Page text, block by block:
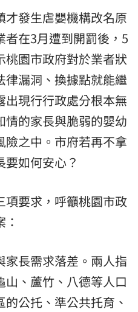
才發生虐嬰機構改名原
者在3月遭到開罰後，5
桃園市政府對於業者狀
律漏洞、換據點就能繼
出現行行政處分根本無
情的家長與脆弱的嬰幼
險之中。市府若再不拿
如何安心？
項要求，呼籲桃園市政
家長需求落差。兩人指
山、蘆竹、八德等人口
公托、準公共托育、